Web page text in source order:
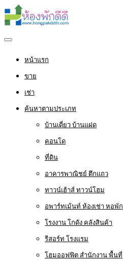
หน้าแรก
ขาย
เช่า
ค้นหาตามประเภท
บ้านเดี่ยว บ้านแฝด
คอนโด
ที่ดิน
อาคารพาณิชย์ ตึกแถว
ทาวน์เฮ้าส์ ทาวน์โฮม
อพาร์ทเม้นท์ ห้องเช่า หอพัก
โรงงาน โกดัง คลังสินค้า
รีสอร์ท โรงแรม
โฮมออฟฟิต สำนักงาน พื้นที่